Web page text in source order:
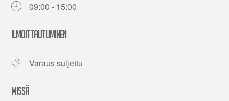
09:00 - 15:00
ILMOITTAUTUMINEN
Varaus suljettu
MISSÄ